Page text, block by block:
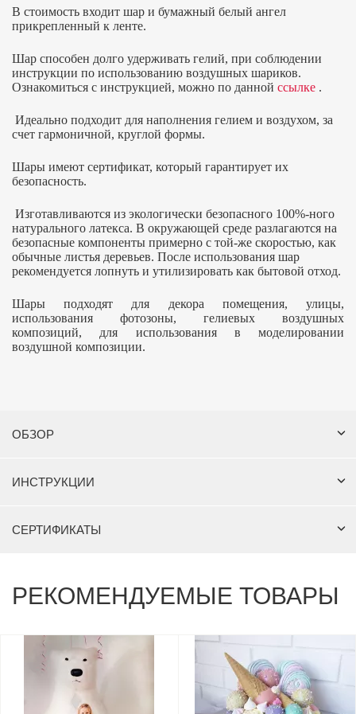
В стоимость входит шар и бумажный белый ангел
прикрепленный к ленте.
Шар способен долго удерживать гелий, при соблюдении
инструкции по использованию воздушных шариков.
Ознакомиться с инструкцией, можно по данной ссылке .
Идеально подходит для наполнения гелием и воздухом, за
счет гармоничной, круглой формы.
Шары имеют сертификат, который гарантирует их
безопасность.
Изготавливаются из экологически безопасного 100%-ного
натурального латекса. В окружающей среде разлагаются на
безопасные компоненты примерно с той-же скоростью, как
обычные листья деревьев. После использования шар
рекомендуется лопнуть и утилизировать как бытовой отход.
Шары подходят для декора помещения, улицы,
использования фотозоны, гелиевых воздушных
композиций, для использования в моделировании
воздушной композиции.
ОБЗОР
ИНСТРУКЦИИ
СЕРТИФИКАТЫ
РЕКОМЕНДУЕМЫЕ ТОВАРЫ